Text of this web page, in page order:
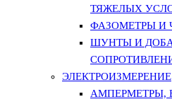
ТЯЖЕЛЫХ
ФАЗОМЕТРЫ И
ШУНТЫ И
ЭЛЕКТРОИЗМЕРЕНИЕ
АМПЕРМЕТРЫ,